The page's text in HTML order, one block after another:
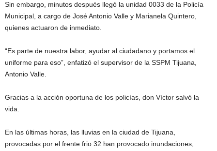
Sin embargo, minutos después llegó la unidad 0033 de la Policía
Municipal, a cargo de José Antonio Valle y Marianela Quintero,
quienes actuaron de inmediato.
“Es parte de nuestra labor, ayudar al ciudadano y portamos el
uniforme para eso”, enfatizó el supervisor de la SSPM Tijuana,
Antonio Valle.
Gracias a la acción oportuna de los policías, don Víctor salvó la
vida.
En las últimas horas, las lluvias en la ciudad de Tijuana,
provocadas por el frente frio 32 han provocado inundaciones,